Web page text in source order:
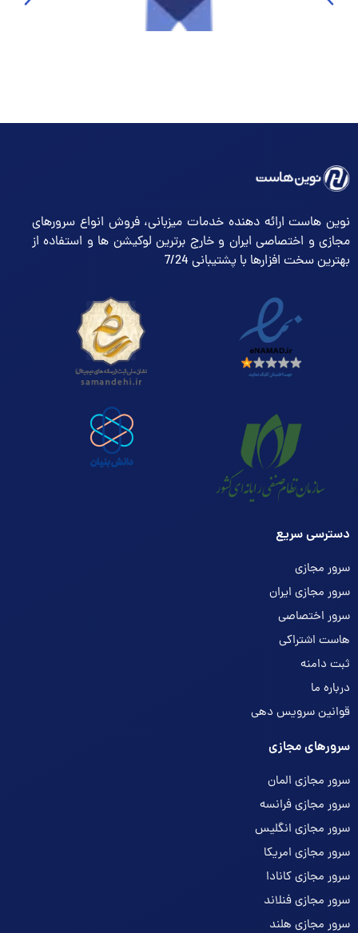
نوین هاست ارائه دهنده خدمات میزبانی، فروش انواع سرورهای
مجازی و اختصاصی ایران و خارج برترین لوکیشن ها و استفاده از
بهترین سخت افزارها با پشتیبانی 7/24
دسترسی سریع
سرور مجازی
سرور مجازی ایران
سرور اختصاصی
هاست اشتراکی
ثبت دامنه
درباره ما
قوانین سرویس دهی
سرورهای مجازی
سرور مجازی المان
سرور مجازی فرانسه
سرور مجازی انگلیس
سرور مجازی امریکا
سرور مجازی کانادا
سرور مجازی فنلاند
سرور مجازی هلند